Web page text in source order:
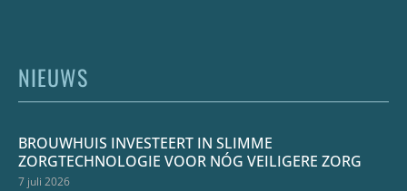
NIEUWS
BROUWHUIS INVESTEERT IN SLIMME
ZORGTECHNOLOGIE VOOR NÓG VEILIGERE ZORG
7 juli 2026